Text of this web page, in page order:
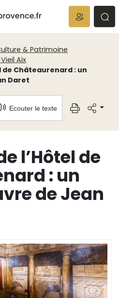
& Patrimoine
Aix
de Châteaurenard : un
Daret
Ecouter le texte
l’Hôtel de
: un
de Jean